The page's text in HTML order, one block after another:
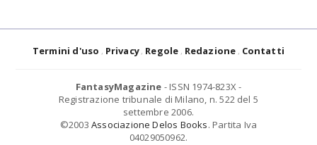
Termini d'uso Privacy Regole Redazione Contatti
FantasyMagazine - ISSN 1974-823X -
Registrazione tribunale di Milano, n. 522 del 5
settembre 2006.
©2003 Associazione Delos Books. Partita Iva
04029050962.